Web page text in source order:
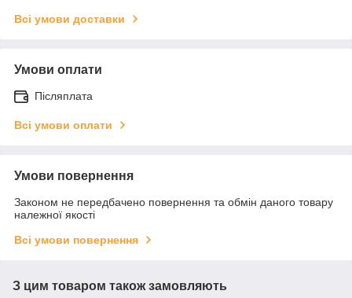
Всі умови доставки
Умови оплати
Післяплата
Всі умови оплати
Умови повернення
Законом не передбачено повернення та обмін даного товару
належної якості
Всі умови повернення
З цим товаром також замовляють